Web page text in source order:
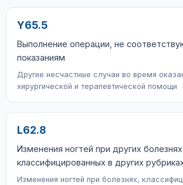
Y65.5
Выполнение операции, не
показаниям
Другие несчастные случаи во время
хирургической и терапевтической помощи
L62.8
Изменения ногтей при других болезнях,
классифицированных в других
Изменения ногтей при болезнях,